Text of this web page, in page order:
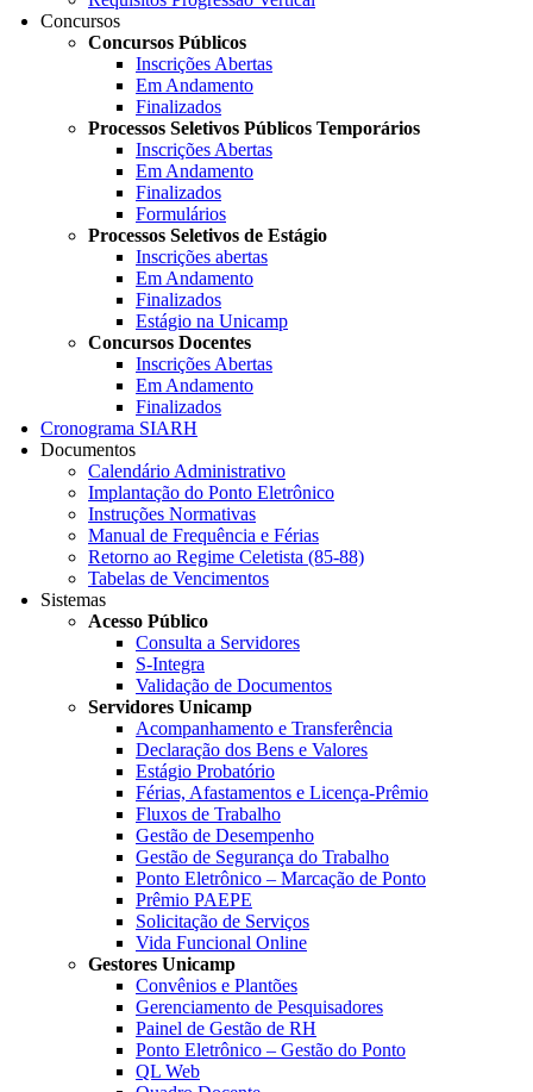
Concursos
Concursos Públicos
Inscrições Abertas
Em Andamento
Finalizados
Processos Seletivos Públicos Temporários
Inscrições Abertas
Em Andamento
Finalizados
Formulários
Processos Seletivos de Estágio
Inscrições abertas
Em Andamento
Finalizados
Estágio na Unicamp
Concursos Docentes
Inscrições Abertas
Em Andamento
Finalizados
Cronograma SIARH
Documentos
Calendário Administrativo
Implantação do Ponto Eletrônico
Instruções Normativas
Manual de Frequência e Férias
Retorno ao Regime Celetista (85-88)
Tabelas de Vencimentos
Sistemas
Acesso Público
Consulta a Servidores
S-Integra
Validação de Documentos
Servidores Unicamp
Acompanhamento e Transferência
Declaração dos Bens e Valores
Estágio Probatório
Férias, Afastamentos e Licença-Prêmio
Fluxos de Trabalho
Gestão de Desempenho
Gestão de Segurança do Trabalho
Ponto Eletrônico – Marcação de Ponto
Prêmio PAEPE
Solicitação de Serviços
Vida Funcional Online
Gestores Unicamp
Convênios e Plantões
Gerenciamento de Pesquisadores
Painel de Gestão de RH
Ponto Eletrônico – Gestão do Ponto
QL Web